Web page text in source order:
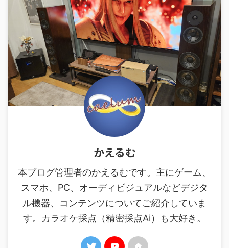
かえるむ
本ブログ管理者のかえるむです。主にゲーム、
スマホ、PC、オーディビジュアルなどデジタ
ル機器、コンテンツについてご紹介していま
す。カラオケ採点（精密採点Ai）も大好き。